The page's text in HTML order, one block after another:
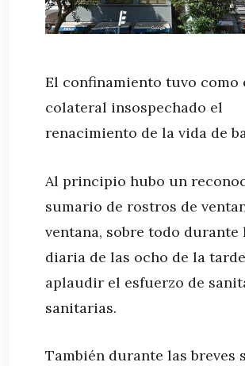
El confinamiento tuvo como
colateral insospechado el
renacimiento de la vida de
Al principio hubo un
sumario de rostros de
ventana, sobre todo durante
diaria de las ocho de la
aplaudir el esfuerzo de
sanitarias.
También durante las breves